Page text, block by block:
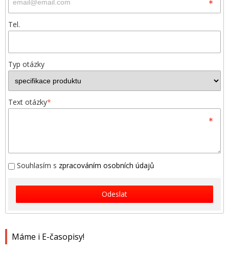
Máme i E-časopisy!
Tel.
Typ otázky
Text otázky*
Souhlasím s zpracováním osobních údajů
Odeslat